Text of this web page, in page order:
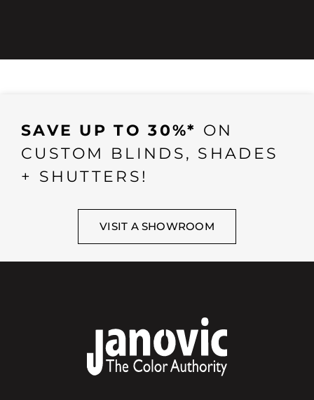
SAVE UP TO 30%* ON
CUSTOM BLINDS, SHADES
+ SHUTTERS!
VISIT A SHOWROOM